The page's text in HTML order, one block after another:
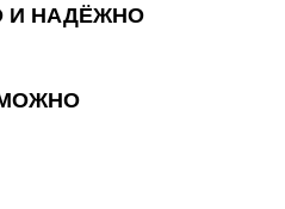
И НАДЁЖНО